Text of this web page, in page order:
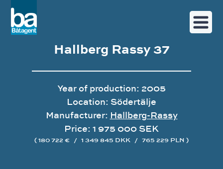
Hallberg Rassy 37
Year of production: 2005
Location: Södertälje
Manufacturer: Hallberg-Rassy
Price: 1 975 000 SEK
( 180 722 € / 1 349 845 DKK / 765 229 PLN )